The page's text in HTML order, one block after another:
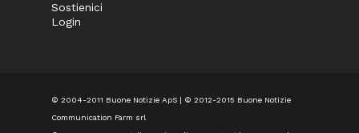
Sostienici
Login
© 2004-2011 Buone Notizie ApS | © 2012-2015 Buone Notizie
Communication Farm srl